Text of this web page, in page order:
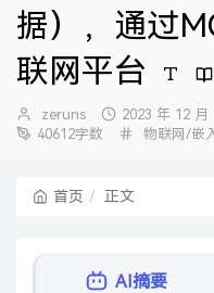
据），通过
联网平台
博
主：
zeruns
发
布
2023 年 12 月
40612字数
分
物联网/嵌
首页 正文
AI摘要